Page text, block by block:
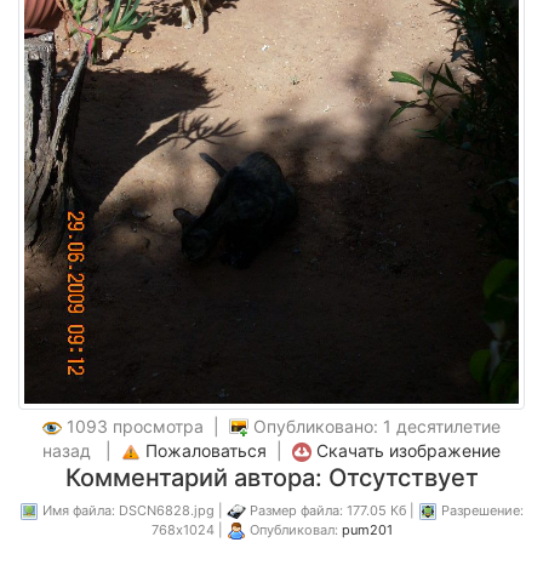
1093 просмотра |
Опубликовано: 1 десятилетие
назад |
Пожаловаться Скачать изображение
Комментарий автора: Отсутствует
Имя файла: DSCN6828.jpg | Размер файла: 177.05 Кб |
Разрешение:
768x1024 |
Опубликовал: pum201